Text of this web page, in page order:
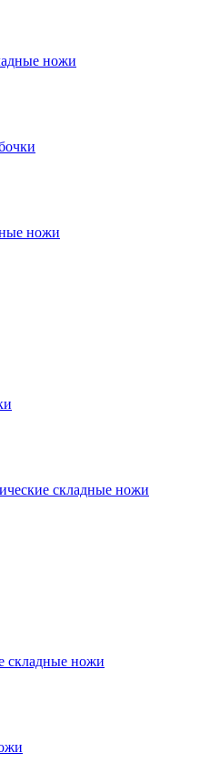
ножи
ножи
складные ножи
складные ножи